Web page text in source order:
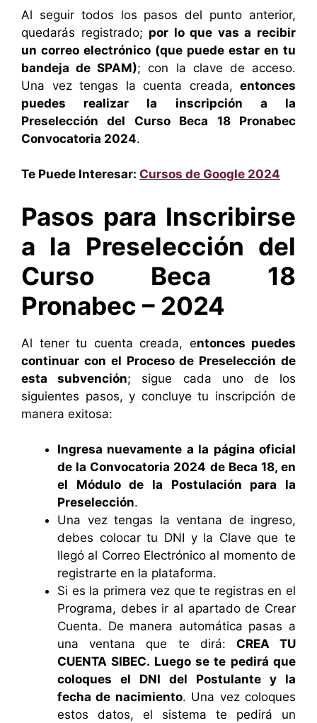
Al seguir todos los pasos del punto anterior,
quedarás registrado; por lo que vas a recibir
un correo electrónico (que puede estar en tu
bandeja de SPAM); con la clave de acceso.
Una vez tengas la cuenta creada, entonces
puedes realizar la inscripción a la
Preselección del Curso Beca 18 Pronabec
Convocatoria 2024.
Te Puede Interesar: Cursos de Google 2024
Pasos para Inscribirse
a la Preselección del
Curso Beca 18
Pronabec – 2024
Al tener tu cuenta creada, entonces puedes
continuar con el Proceso de Preselección de
esta subvención; sigue cada uno de los
siguientes pasos, y concluye tu inscripción de
manera exitosa:
Ingresa nuevamente a la página oficial
de la Convocatoria 2024 de Beca 18, en
el Módulo de la Postulación para la
Preselección.
Una vez tengas la ventana de ingreso,
debes colocar tu DNI y la Clave que te
llegó al Correo Electrónico al momento de
registrarte en la plataforma.
Si es la primera vez que te registras en el
Programa, debes ir al apartado de Crear
Cuenta. De manera automática pasas a
una ventana que te dirá: CREA TU
CUENTA SIBEC. Luego se te pedirá que
coloques el DNI del Postulante y la
fecha de nacimiento. Una vez coloques
estos datos, el sistema te pedirá un